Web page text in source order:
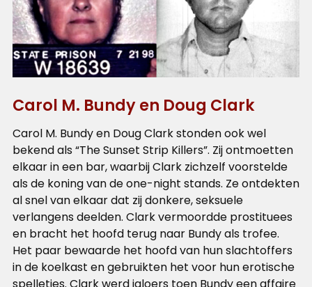
Carol M. Bundy en Doug Clark
Carol M. Bundy en Doug Clark stonden ook wel
bekend als “The Sunset Strip Killers”. Zij ontmoetten
elkaar in een bar, waarbij Clark zichzelf voorstelde
als de koning van de one-night stands. Ze ontdekten
al snel van elkaar dat zij donkere, seksuele
verlangens deelden. Clark vermoordde prostituees
en bracht het hoofd terug naar Bundy als trofee.
Het paar bewaarde het hoofd van hun slachtoffers
in de koelkast en gebruikten het voor hun erotische